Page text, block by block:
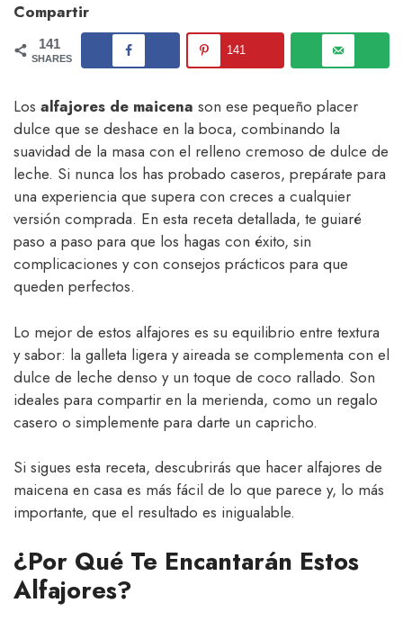
Compartir
141
SHARES
141
Los alfajores de maicena son ese pequeño placer
dulce que se deshace en la boca, combinando la
suavidad de la masa con el relleno cremoso de dulce de
leche. Si nunca los has probado caseros, prepárate para
una experiencia que supera con creces a cualquier
versión comprada. En esta receta detallada, te guiaré
paso a paso para que los hagas con éxito, sin
complicaciones y con consejos prácticos para que
queden perfectos.
Lo mejor de estos alfajores es su equilibrio entre textura
y sabor: la galleta ligera y aireada se complementa con el
dulce de leche denso y un toque de coco rallado. Son
ideales para compartir en la merienda, como un regalo
casero o simplemente para darte un capricho.
Si sigues esta receta, descubrirás que hacer alfajores de
maicena en casa es más fácil de lo que parece y, lo más
importante, que el resultado es inigualable.
¿Por Qué Te Encantarán Estos
Alfajores?